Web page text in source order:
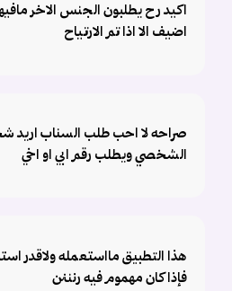
اكيد رح يطلبون الجنس الاخر
اضيف الا اذا تم الارتياح
صراحه لا احب طلب السناب اريد
الشخصي ويطلب رقم ابي او اخي
هذا التطبيق مااستعمله ولاقدر
فإذا كان مهموم فيه رنننن